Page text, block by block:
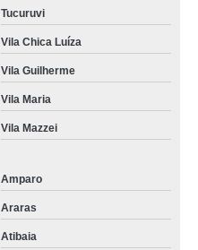
Tucuruvi
Vila Chica Luíza
Vila Guilherme
Vila Maria
Vila Mazzei
Amparo
Araras
Atibaia